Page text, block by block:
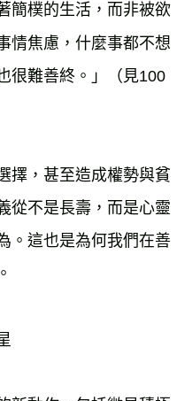
簡樸的生活，而非被欲
情焦慮，什麼事都不想
很難善終。」（見100
擇，甚至造成權勢與貧
從不是長壽，而是心靈
。這也是為何我們在善